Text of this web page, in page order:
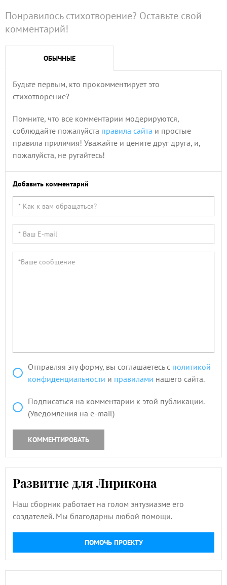
Понравилось стихотворение? Оставьте свой
комментарий!
ОБЫЧНЫЕ
Будьте первым, кто прокомментирует это
стихотворение?
Помните, что все комментарии модерируются,
соблюдайте пожалуйста правила сайта и простые
правила приличия! Уважайте и цените друг друга, и,
пожалуйста, не ругайтесь!
Добавить комментарий
Отправляя эту форму, вы соглашаетесь с политикой
конфиденциальности и правилами нашего сайта.
Подписаться на комментарии к этой публикации.
(Уведомления на e-mail)
КОММЕНТИРОВАТЬ
Развитие для Лирикона
Наш сборник работает на голом энтузиазме его
создателей. Мы благодарны любой помощи.
ПОМОЧЬ ПРОЕКТУ